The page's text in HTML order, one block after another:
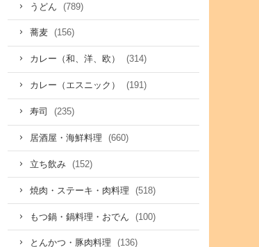
うどん (789)
蕎麦 (156)
カレー（和、洋、欧） (314)
カレー（エスニック） (191)
寿司 (235)
居酒屋・海鮮料理 (660)
立ち飲み (152)
焼肉・ステーキ・肉料理 (518)
もつ鍋・鍋料理・おでん (100)
とんかつ・豚肉料理 (136)